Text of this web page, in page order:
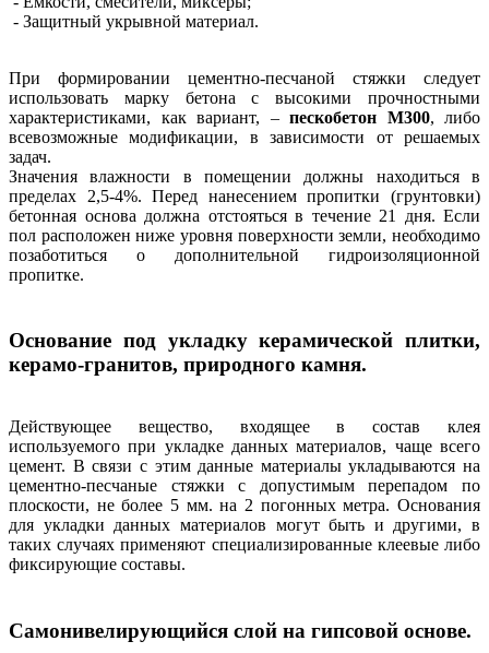
- Защитный укрывной материал.
При формировании цементно-песчаной стяжки следует
использовать марку бетона с высокими прочностными
характеристиками, как вариант, – пескобетон М300, либо
всевозможные модификации, в зависимости от решаемых
задач.
Значения влажности в помещении должны находиться в
пределах 2,5-4%. Перед нанесением пропитки (грунтовки)
бетонная основа должна отстояться в течение 21 дня. Если
пол расположен ниже уровня поверхности земли, необходимо
позаботиться о дополнительной гидроизоляционной
пропитке.
Основание под укладку керамической плитки,
керамо-гранитов, природного камня.
Действующее вещество, входящее в состав клея
используемого при укладке данных материалов, чаще всего
цемент. В связи с этим данные материалы укладываются на
цементно-песчаные стяжки с допустимым перепадом по
плоскости, не более 5 мм. на 2 погонных метра. Основания
для укладки данных материалов могут быть и другими, в
таких случаях применяют специализированные клеевые либо
фиксирующие составы.
Самонивелирующийся слой на гипсовой основе.